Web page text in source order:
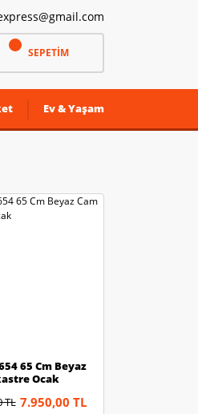
SEPETİM
Ev & Yaşam
65 Cm Beyaz
Ocak
TL 7.950,00 TL